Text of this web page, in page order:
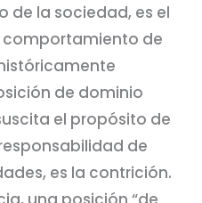
de la sociedad, es el
comportamiento de
de dominio
el propósito de
de
es la contrición.